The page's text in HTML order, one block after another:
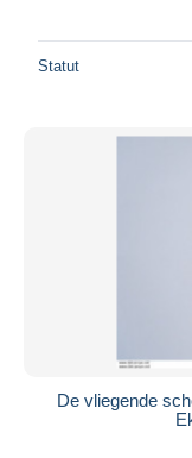
Statut
De vliegende